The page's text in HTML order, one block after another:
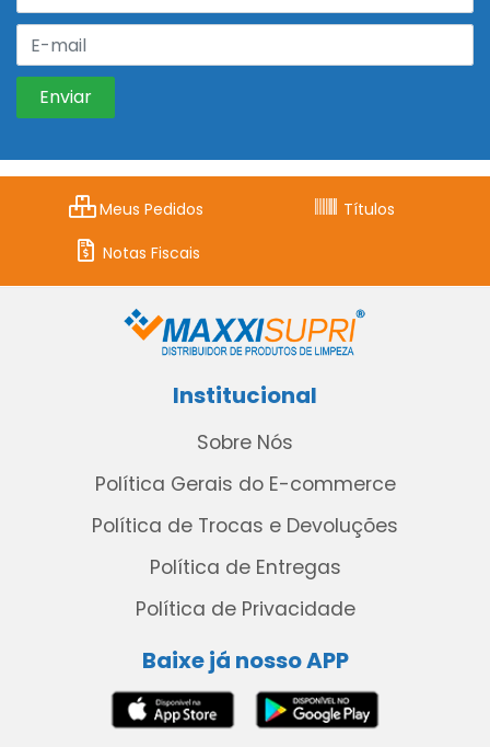
Meus Pedidos
Títulos
Notas Fiscais
Institucional
Sobre Nós
Política Gerais do E-commerce
Política de Trocas e Devoluções
Política de Entregas
Política de Privacidade
Baixe já nosso APP